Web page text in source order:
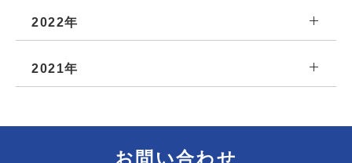
2022年
2021年
お問い合わせ